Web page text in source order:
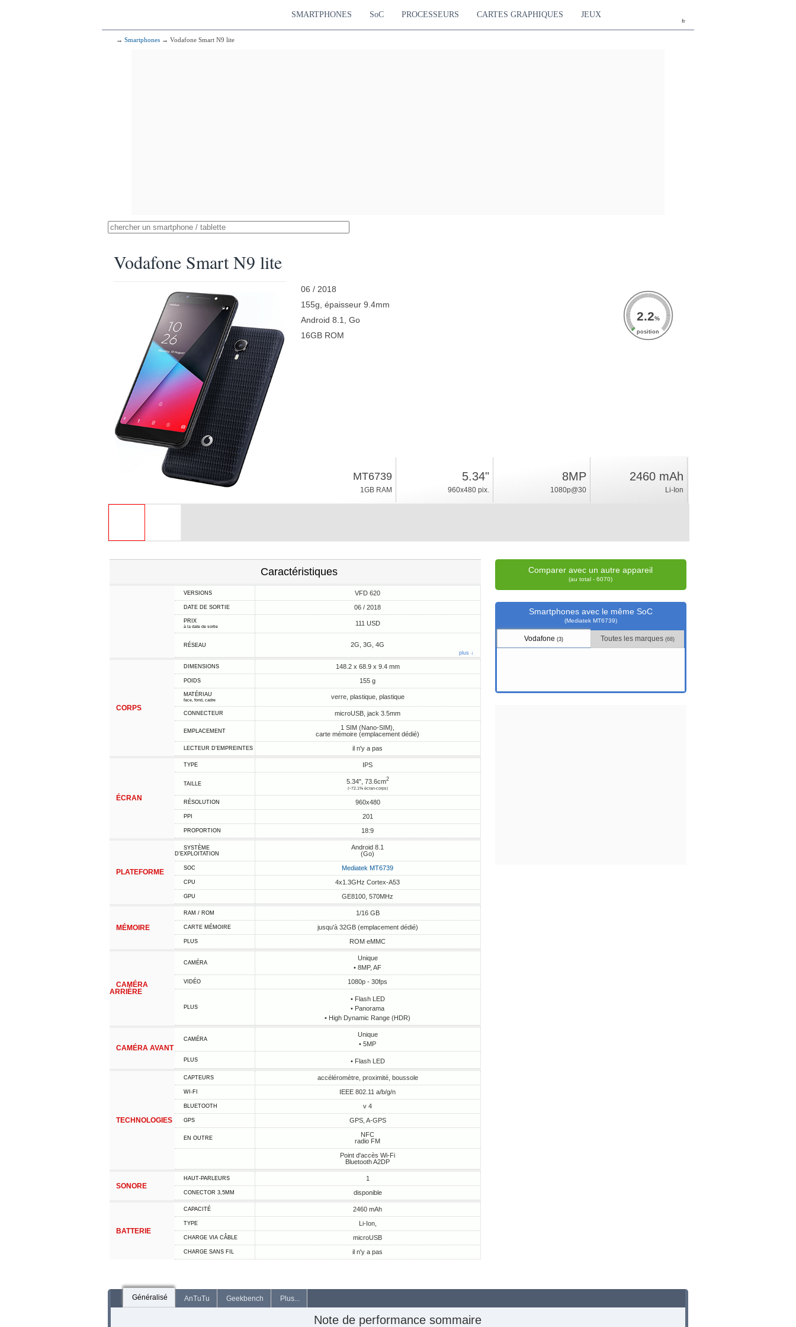
fr
SMARTPHONES SoC PROCESSEURS CARTES GRAPHIQUES JEUX
→ Smartphones → Vodafone Smart N9 lite
Vodafone Smart N9 lite
06 / 2018
155g, épaisseur 9.4mm
Android 8.1, Go
16GB ROM
2.2%
position
MT6739
1GB RAM
5.34"
960x480 pix.
8MP
1080p@30
2460 mAh
Li-Ion
Caractéristiques
VERSIONS VFD 620
DATE DE SORTIE 06 / 2018
PRIX
à la date de sortie 111 USD
RÉSEAU 2G, 3G, 4G
plus ↓
CORPS
DIMENSIONS 148.2 x 68.9 x 9.4 mm
POIDS 155 g
MATÉRIAU
face, fond, cadre verre, plastique, plastique
CONNECTEUR microUSB, jack 3.5mm
EMPLACEMENT
1 SIM (Nano-SIM),
carte mémoire (emplacement dédié)
LECTEUR D'EMPREINTES il n'y a pas
ÉCRAN
TYPE IPS
TAILLE 5.34", 73.6cm2
(~72.1% écran-corps)
RÉSOLUTION 960x480
PPI 201
PROPORTION 18:9
PLATEFORME
SYSTÈME
D'EXPLOITATION
Android 8.1
(Go)
SOC Mediatek MT6739
CPU 4x1.3GHz Cortex-A53
GPU GE8100, 570MHz
MÉMOIRE
RAM / ROM 1/16 GB
CARTE MÉMOIRE jusqu'à 32GB (emplacement dédié)
PLUS ROM eMMC
CAMÉRA
ARRIÈRE
CAMÉRA
Unique
• 8MP, AF
VIDÉO 1080p - 30fps
PLUS
• Flash LED
• Panorama
• High Dynamic Range (HDR)
CAMÉRA AVANT
CAMÉRA
Unique
• 5MP
PLUS • Flash LED
TECHNOLOGIES
CAPTEURS accéléromètre, proximité, boussole
WI-FI IEEE 802.11 a/b/g/n
BLUETOOTH v 4
GPS GPS, A-GPS
EN OUTRE
NFC
radio FM
Point d'accès Wi-Fi
Bluetooth A2DP
SONORE
HAUT-PARLEURS 1
CONECTOR 3,5MM disponible
BATTERIE
CAPACITÉ 2460 mAh
TYPE Li-Ion,
CHARGE VIA CÂBLE microUSB
CHARGE SANS FIL il n'y a pas
Comparer avec un autre appareil
(au total - 6070)
Smartphones avec le même SoC
(Mediatek MT6739)
Vodafone(3) Toutes les marques (68)
Généralisé AnTuTu Geekbench Plus...
Note de performance sommaire